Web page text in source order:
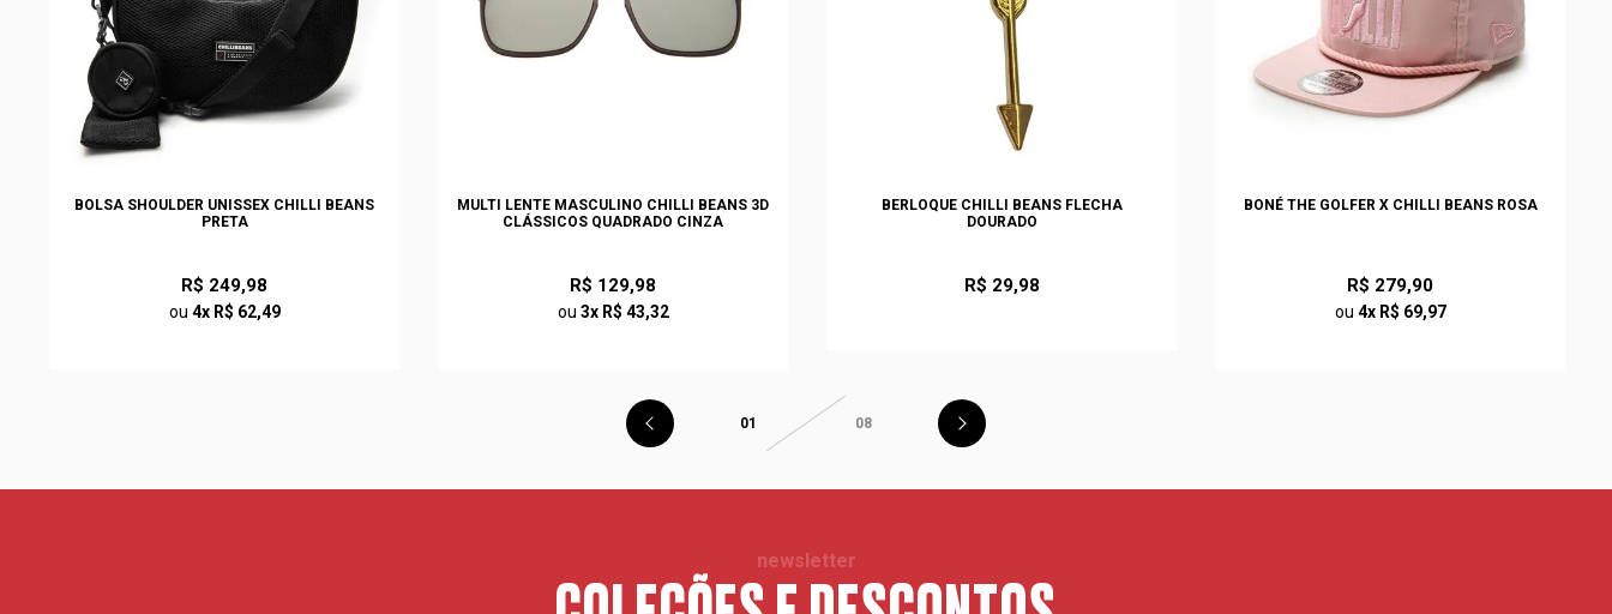
BOLSA SHOULDER UNISSEX CHILLI BEANS
PRETA
R$ 249,98
ou 4x R$ 62,49
MULTI LENTE MASCULINO CHILLI BEANS 3D
CLÁSSICOS QUADRADO CINZA
R$ 129,98
ou 3x R$ 43,32
BERLOQUE CHILLI BEANS FLECHA
DOURADO
R$ 29,98
BONÉ THE GOLFER X CHILLI BEANS ROSA
R$ 279,90
ou 4x R$ 69,97
01 08
newsletter